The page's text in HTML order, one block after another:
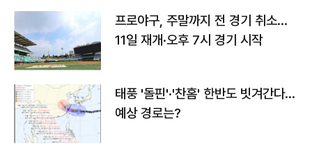
프로야구, 주말까지 전 경기 취소…
11일 재개·오후 7시 경기 시작
태풍 '돌핀'·'찬홈' 한반도 빗겨간다…
예상 경로는?